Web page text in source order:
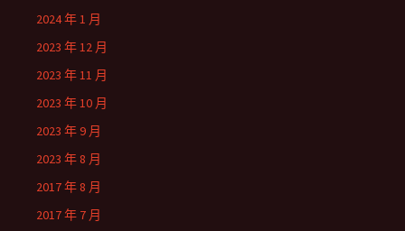
2024 年 1 月
2023 年 12 月
2023 年 11 月
2023 年 10 月
2023 年 9 月
2023 年 8 月
2017 年 8 月
2017 年 7 月